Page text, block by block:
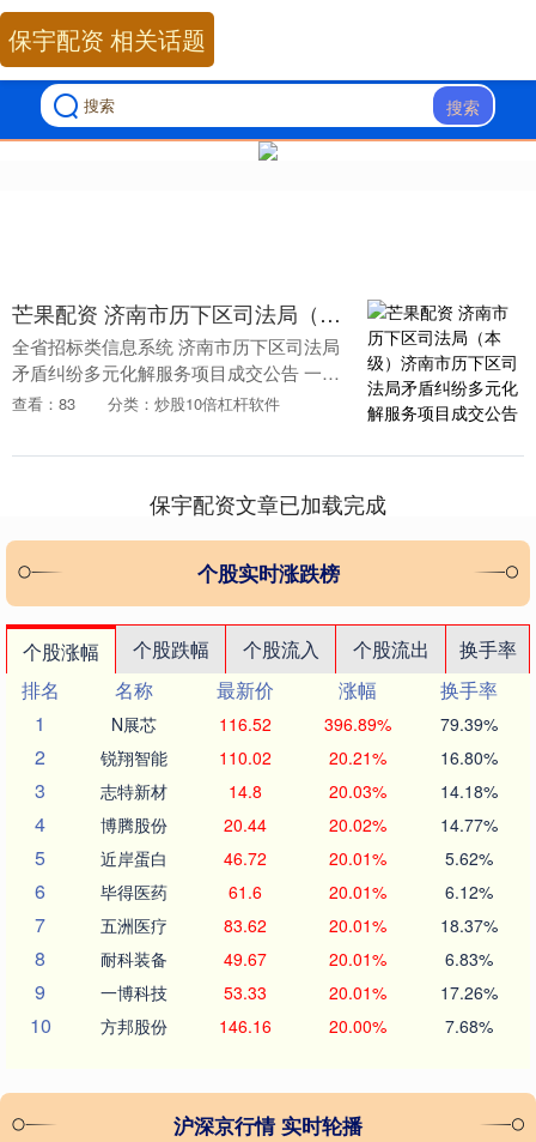
搜索
保宇配资 相关话题
芒果配资 济南市历下区司法局（本级）济南市历下区司法局矛盾纠纷多元化解服务项目成交公告
全省招标类信息系统 济南市历下区司法局
矛盾纠纷多元化解服务项目成交公告 一、
项目编号：
名称：济南市历....
查看：83 分类：炒股10倍杠杆软件
保宇配资文章已加载完成
个股实时涨跌榜
个股涨幅 个股跌幅 个股流入 个股流出
换手率
排名
名称 最新价 涨幅
换手率
1
N展芯 116.52 396.89% 79.39%
2 锐翔智能 110.02 20.21% 16.80%
3 志特新材 14.8 20.03% 14.18%
4 博腾股份 20.44 20.02% 14.77%
5 近岸蛋白 46.72 20.01% 5.62%
6 毕得医药 61.6 20.01% 6.12%
7 五洲医疗 83.62 20.01% 18.37%
8 耐科装备 49.67 20.01% 6.83%
9 一博科技 53.33 20.01% 17.26%
10 方邦股份 146.16 20.00% 7.68%
沪深京行情 实时轮播